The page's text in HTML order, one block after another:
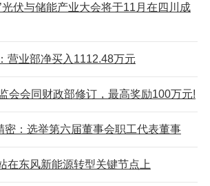
’光伏与储能产业大会将于11月在四川成
营业部净买入1112.48万元
会会同财政部修订，最高奖励100万元!
密：选举第六届董事会职工代表董事
在东风新能源转型关键节点上